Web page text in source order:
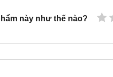
biến thông minh trên
mạnh mẽ từ 3 hướng
thiết kế hút gió từ 3 phía:
nguyên lý vật lý lưu chất -
này như thế nào? 1